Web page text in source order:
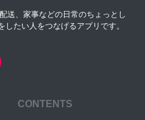
送、家事などの日常のちょっとし
たい人をつなげるアプリです。
CONTENTS